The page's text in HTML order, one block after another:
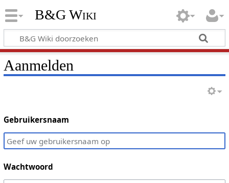
B&G Wiki
Aanmelden
Gebruikersnaam
Wachtwoord